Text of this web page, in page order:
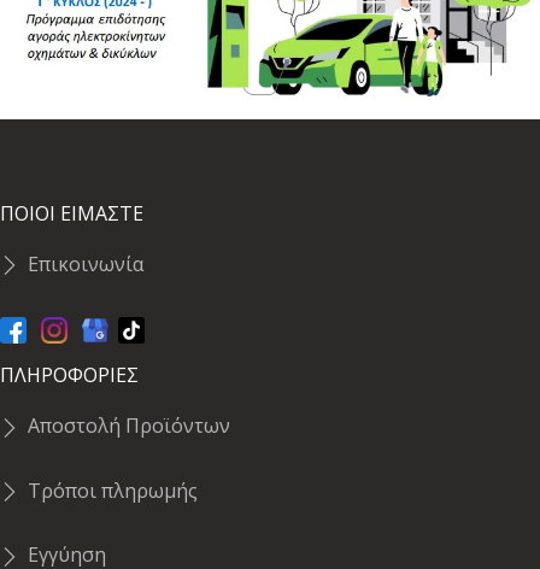
ΠΟΙΟΙ ΕΙΜΑΣΤΕ
Επικοινωνία
ΠΛΗΡΟΦΟΡΙΕΣ
Αποστολή Προϊόντων
Τρόποι πληρωμής
Εγγύηση